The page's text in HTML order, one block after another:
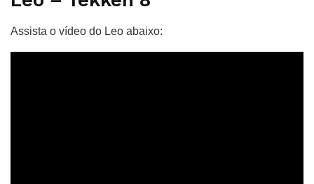
Assista o vídeo do Leo abaixo: